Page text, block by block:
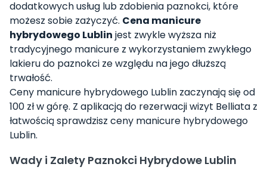
dodatkowych usług lub zdobienia paznokci, które
możesz sobie zażyczyć. Cena manicure
hybrydowego Lublin jest zwykle wyższa niż
tradycyjnego manicure z wykorzystaniem zwykłego
lakieru do paznokci ze względu na jego dłuższą
trwałość.
Ceny manicure hybrydowego Lublin zaczynają się od
100 zł w górę. Z aplikacją do rezerwacji wizyt Belliata z
łatwością sprawdzisz ceny manicure hybrydowego
Lublin.
Wady i Zalety Paznokci Hybrydowe Lublin